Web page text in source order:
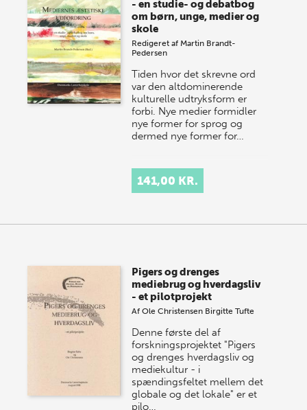
- en studie- og debatbog
om børn, unge, medier og
skole
Redigeret af Martin Brandt-
Pedersen
Tiden hvor det skrevne ord
var den altdominerende
kulturelle udtryksform er
forbi. Nye medier formidler
nye former for sprog og
dermed nye former for…
141,00 KR.
Pigers og drenges
mediebrug og hverdagsliv
- et pilotprojekt
AfOle Christensen Birgitte Tufte
Denne første del af
forskningsprojektet "Pigers
og drenges hverdagsliv og
mediekultur - i
spændingsfeltet mellem det
globale og det lokale" er et
pilo…